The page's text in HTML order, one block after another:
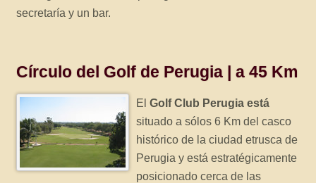
secretaría y un bar.
Círculo del Golf de Perugia | a 45 Km
ElGolf Club Perugia está
situado a sólos 6 Km del casco
histórico de la ciudad etrusca de
Perugia y está estratégicamente
posicionado cerca de las